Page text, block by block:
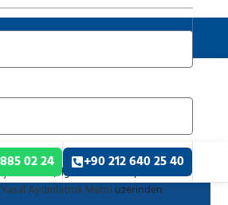
TÜRKÇE
veriler, ilgili mevzuat kapsamında
Yasal Aydınlatma Metni üzerinden
02 24 +90 212 640 25 40